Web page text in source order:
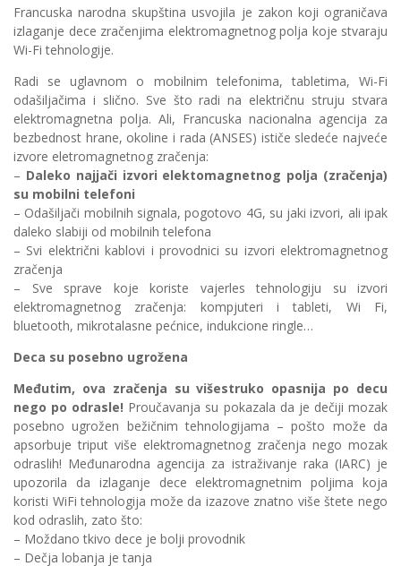
Francuska narodna skupština usvojila je zakon koji ograničava
izlaganje dece zračenjima elektromagnetnog polja koje stvaraju
Wi-Fi tehnologije.
Radi se uglavnom o mobilnim telefonima, tabletima, Wi-Fi
odašiljačima i slično. Sve što radi na električnu struju stvara
elektromagnetna polja. Ali, Francuska nacionalna agencija za
bezbednost hrane, okoline i rada (ANSES) ističe sledeće najveće
izvore eletromagnetnog zračenja:
– Daleko najjači izvori elektomagnetnog polja (zračenja)
su mobilni telefoni
– Odašiljači mobilnih signala, pogotovo 4G, su jaki izvori, ali ipak
daleko slabiji od mobilnih telefona
– Svi električni kablovi i provodnici su izvori elektromagnetnog
zračenja
– Sve sprave koje koriste vajerles tehnologiju su izvori
elektromagnetnog zračenja: kompjuteri i tableti, Wi Fi,
bluetooth, mikrotalasne pećnice, indukcione ringle…
Deca su posebno ugrožena
Međutim, ova zračenja su višestruko opasnija po decu
nego po odrasle! Proučavanja su pokazala da je dečiji mozak
posebno ugrožen bežičnim tehnologijama – pošto može da
apsorbuje triput više elektromagnetnog zračenja nego mozak
odraslih! Međunarodna agencija za istraživanje raka (IARC) je
upozorila da izlaganje dece elektromagnetnim poljima koja
koristi WiFi tehnologija može da izazove znatno više štete nego
kod odraslih, zato što:
– Moždano tkivo dece je bolji provodnik
– Dečja lobanja je tanja